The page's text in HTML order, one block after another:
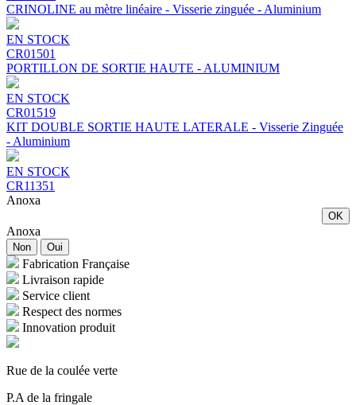
CRINOLINE au mètre linéaire - Visserie zinguée - Aluminium
EN STOCK
CR01501
PORTILLON DE SORTIE HAUTE - ALUMINIUM
EN STOCK
CR01519
KIT DOUBLE SORTIE HAUTE LATERALE - Visserie Zinguée
- Aluminium
EN STOCK
CR11351
Anoxa
OK
Anoxa
Non Oui
Fabrication Française
Livraison rapide
Service client
Respect des normes
Innovation produit
Rue de la coulée verte
P.A de la fringale